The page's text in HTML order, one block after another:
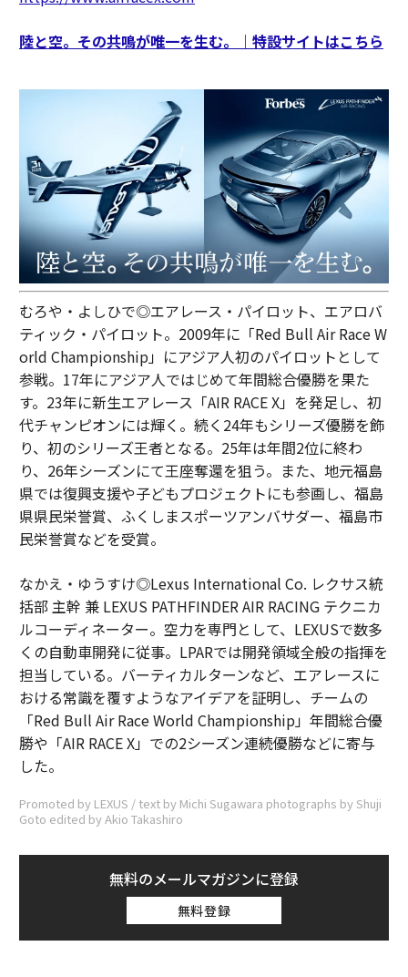
陸と空。その共鳴が唯一を生む。｜特設サイトはこちら
むろや・よしひで◎エアレース・パイロット、エアロバ
ティック・パイロット。2009年に「Red Bull Air Race W
orld Championship」にアジア人初のパイロットとして
参戦。17年にアジア人ではじめて年間総合優勝を果た
す。23年に新生エアレース「AIR RACE X」を発足し、初
代チャンピオンには輝く。続く24年もシリーズ優勝を飾
り、初のシリーズ王者となる。25年は年間2位に終わ
り、26年シーズンにて王座奪還を狙う。また、地元福島
県では復興支援や子どもプロジェクトにも参画し、福島
県県民栄誉賞、ふくしまスポーツアンバサダー、福島市
民栄誉賞などを受賞。
なかえ・ゆうすけ◎Lexus International Co. レクサス統
括部 主幹 兼 LEXUS PATHFINDER AIR RACING テクニカ
ルコーディネーター。空力を専門として、LEXUSで数多
くの自動車開発に従事。LPARでは開発領域全般の指揮を
担当している。バーティカルターンなど、エアレースに
おける常識を覆すようなアイデアを証明し、チームの
「Red Bull Air Race World Championship」年間総合優
勝や「AIR RACE X」での2シーズン連続優勝などに寄与
した。
Promoted by LEXUS / text by Michi Sugawara photographs by Shuji
Goto edited by Akio Takashiro
無料のメールマガジンに登録
無料登録